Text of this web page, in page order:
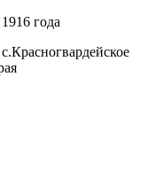
года